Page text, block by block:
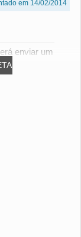
em 14/02/2014
enviar um